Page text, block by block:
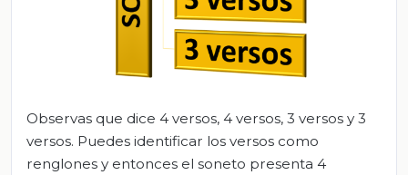
Observas que dice 4 versos, 4 versos, 3 versos y 3
versos. Puedes identificar los versos como
renglones y entonces el soneto presenta 4